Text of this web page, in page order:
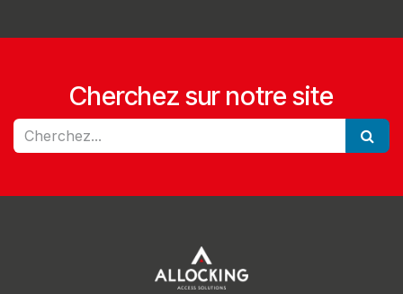
Cherchez sur notre site